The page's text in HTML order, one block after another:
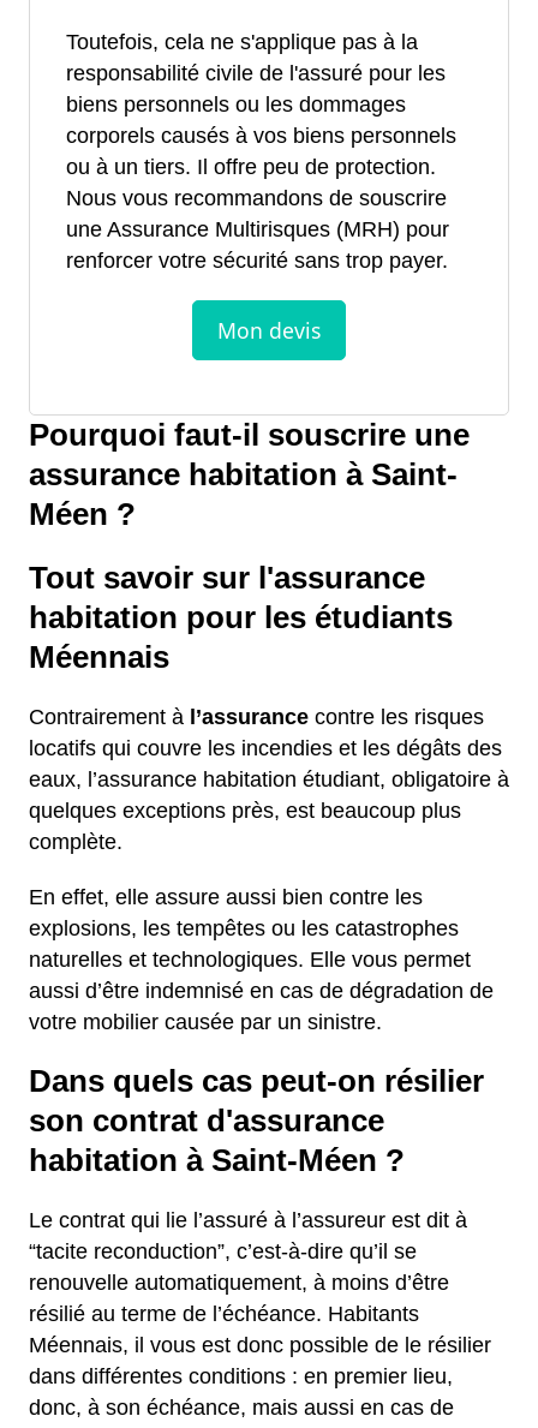
Toutefois, cela ne s'applique pas à la
responsabilité civile de l'assuré pour les
biens personnels ou les dommages
corporels causés à vos biens personnels
ou à un tiers. Il offre peu de protection.
Nous vous recommandons de souscrire
une Assurance Multirisques (MRH) pour
renforcer votre sécurité sans trop payer.
Pourquoi faut-il souscrire une
assurance habitation à Saint-
Méen ?
Tout savoir sur l'assurance
habitation pour les étudiants
Méennais
Contrairement à l’assurance contre les risques
locatifs qui couvre les incendies et les dégâts des
eaux, l’assurance habitation étudiant, obligatoire à
quelques exceptions près, est beaucoup plus
complète.
En effet, elle assure aussi bien contre les
explosions, les tempêtes ou les catastrophes
naturelles et technologiques. Elle vous permet
aussi d’être indemnisé en cas de dégradation de
votre mobilier causée par un sinistre.
Dans quels cas peut-on résilier
son contrat d'assurance
habitation à Saint-Méen ?
Le contrat qui lie l’assuré à l’assureur est dit à
“tacite reconduction”, c’est-à-dire qu’il se
renouvelle automatiquement, à moins d’être
résilié au terme de l’échéance. Habitants
Méennais, il vous est donc possible de le résilier
dans différentes conditions : en premier lieu,
donc, à son échéance, mais aussi en cas de